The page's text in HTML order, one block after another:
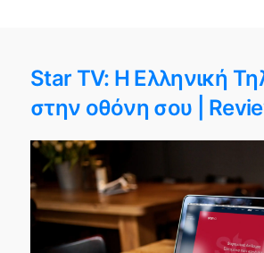
Star TV: Η Ελληνική
στην οθόνη σου |